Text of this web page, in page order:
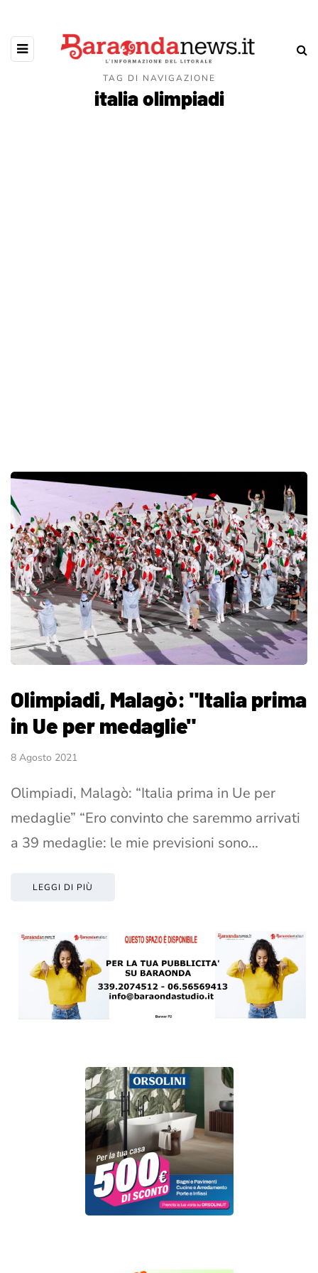
TAG DI NAVIGAZIONE
italia olimpiadi
Olimpiadi, Malagò: "Italia prima
in Ue per medaglie"
8 Agosto 2021
Olimpiadi, Malagò: “Italia prima in Ue per
medaglie” “Ero convinto che saremmo arrivati
a 39 medaglie: le mie previsioni sono…
LEGGI DI PIÙ